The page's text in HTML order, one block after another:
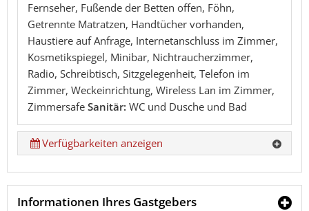
Fernseher, Fußende der Betten offen, Föhn,
Getrennte Matratzen, Handtücher vorhanden,
Haustiere auf Anfrage, Internetanschluss im Zimmer,
Kosmetikspiegel, Minibar, Nichtraucherzimmer,
Radio, Schreibtisch, Sitzgelegenheit, Telefon im
Zimmer, Weckeinrichtung, Wireless Lan im Zimmer,
Zimmersafe Sanitär: WC und Dusche und Bad
Verfügbarkeiten anzeigen
Informationen Ihres Gastgebers